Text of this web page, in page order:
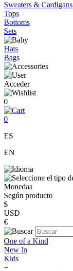
Sweaters & Cardigans
Tops
Bottoms
Sets
Hats
Bags
Acceder
0
0
ES
EN
Monedaa
Según producto
$
USD
€
One of a Kind
New In
Kids
+